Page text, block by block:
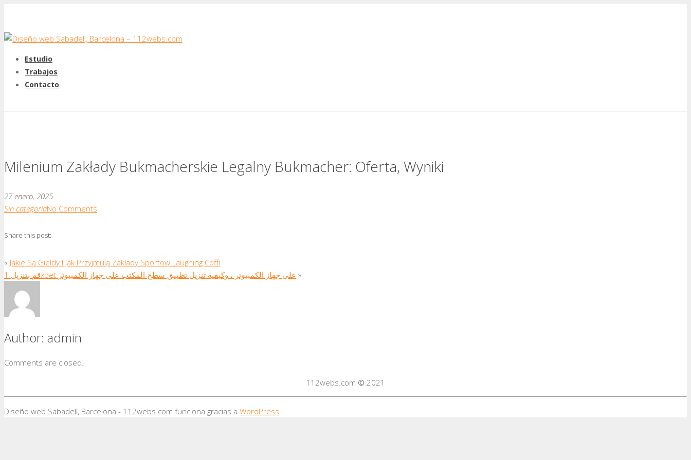
Estudio
Trabajos
Contacto
Milenium Zakłady Bukmacherskie Legalny Bukmacher: Oferta, Wyniki
27 enero, 2025
Sin categoríaNo Comments
Share this post:
« Jakie Są Giełdy I Jak Przyjmują Zakłady Sportow Laughing Coffi
قم بتنزيل 1xbet على جهاز الكمبيوتر ، وكيفية تنزيل تطبيق سطح المكتب على جهاز الكمبيوتر »
Author: admin
Comments are closed.
112webs.com © 2021
Diseño web Sabadell, Barcelona - 112webs.com funciona gracias a WordPress